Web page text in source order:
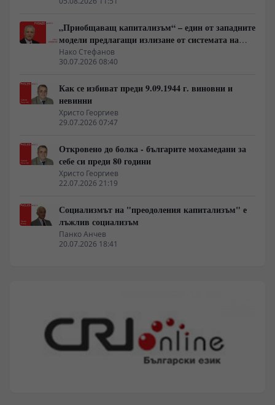
„Приобщаващ капитализъм“ – един от западните
модели предлагащи излизане от системата на
неолиберализма
Нако Стефанов
30.07.2026 08:40
Как се избиват преди 9.09.1944 г. виновни и
невинни
Христо Георгиев
29.07.2026 07:47
Откровено до болка - българите мохамедани за
себе си преди 80 години
Христо Георгиев
22.07.2026 21:19
Социализмът на "преодоления капитализъм" е
лъжлив социализъм
Панко Анчев
20.07.2026 18:41